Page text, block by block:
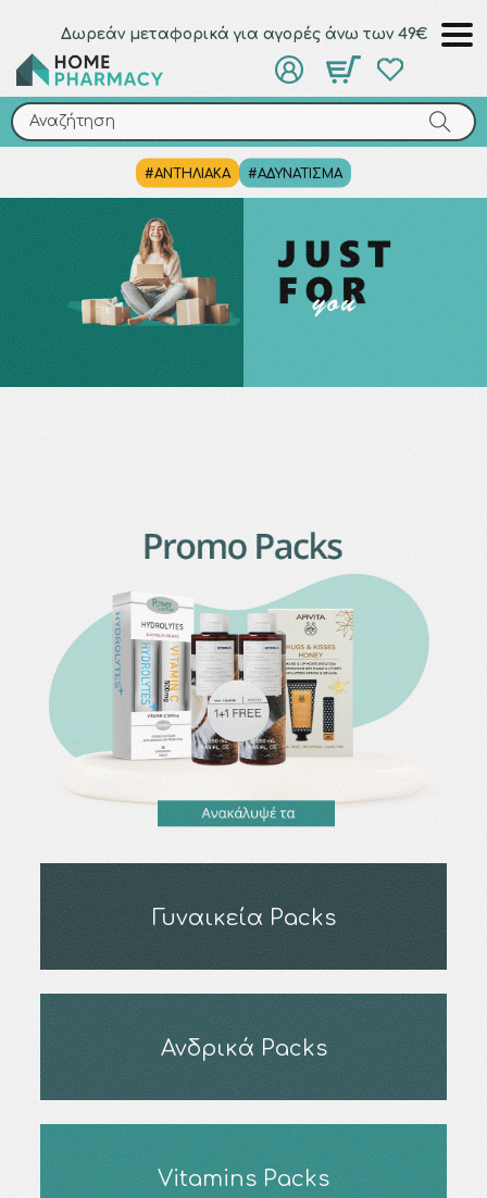
Δωρεάν μεταφορικά για αγορές άνω των 49€
Αναζήτηση
#ΑΝΤΗΛΙΑΚΑ #ΑΔΥΝΑΤΙΣΜΑ
Αναζήτηση
Γυναικεία Packs
Ανδρικά Packs
Vitamins Packs